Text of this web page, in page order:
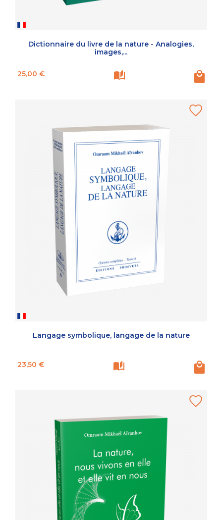
Dictionnaire du livre de la nature - Analogies,
images,...
Prix
25,00 €
Langage symbolique, langage de la nature
Prix
23,50 €